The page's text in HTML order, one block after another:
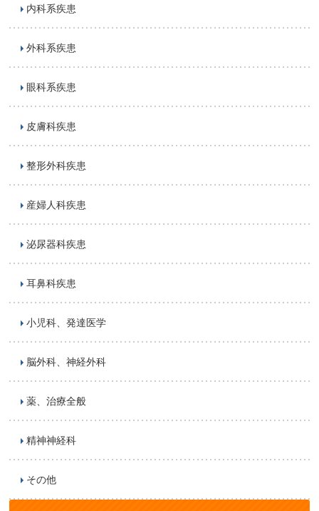
内科系疾患
外科系疾患
眼科系疾患
皮膚科疾患
整形外科疾患
産婦人科疾患
泌尿器科疾患
耳鼻科疾患
小児科、発達医学
脳外科、神経外科
薬、治療全般
精神神経科
その他